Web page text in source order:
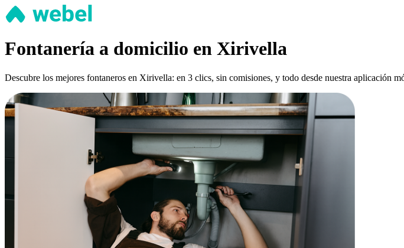
Fontanería a domicilio en Xirivella
Descubre los mejores fontaneros en Xirivella: en 3 clics, sin comisiones, y todo desde nuestra aplicación